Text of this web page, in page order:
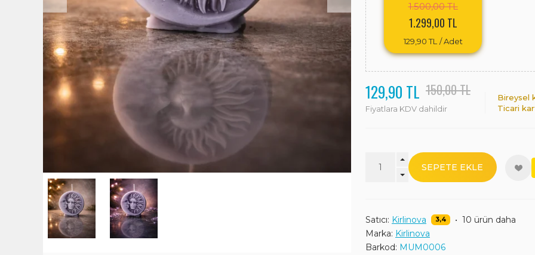
1.500,00 TL
1.299,00 TL
129,90 TL / Adet
129,90 TL 150,00 TL
Fiyatlara KDV dahildir
Bireysel
Ticari
SEPETE EKLE
Satıcı: Kirlinova 3,4 • 10 ürün daha
Marka: Kirlinova
Barkod: MUM0006